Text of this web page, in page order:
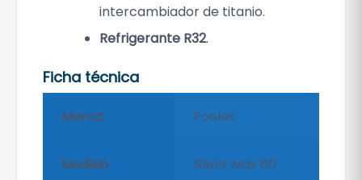
intercambiador de titanio.
Refrigerante R32.
Ficha técnica
Marca Poolex
Modelo Silent Max 80